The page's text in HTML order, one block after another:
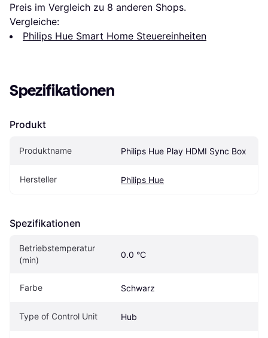
Preis im Vergleich zu 8 anderen Shops.
Vergleiche:
Philips Hue Smart Home Steuereinheiten
Spezifikationen
Produkt
Produktname Philips Hue Play HDMI Sync Box
Hersteller Philips Hue
Spezifikationen
Betriebstemperatur
(min)
0.0 °C
Farbe Schwarz
Type of Control Unit Hub